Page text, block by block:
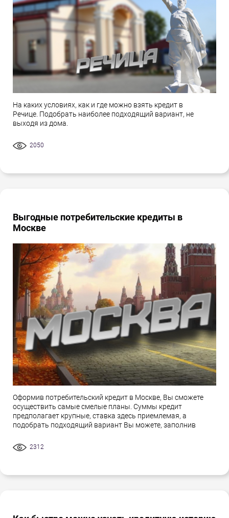
На каких условиях, как и где можно взять кредит в
Речице. Подобрать наиболее подходящий вариант, не
выходя из дома.
2050
Выгодные потребительские кредиты в
Москве
Оформив потребительский кредит в Москве, Вы сможете
осуществить самые смелые планы. Суммы кредит
предполагает крупные, ставка здесь приемлемая, а
подобрать подходящий вариант Вы можете, заполнив
2312